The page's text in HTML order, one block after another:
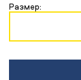
Размер: